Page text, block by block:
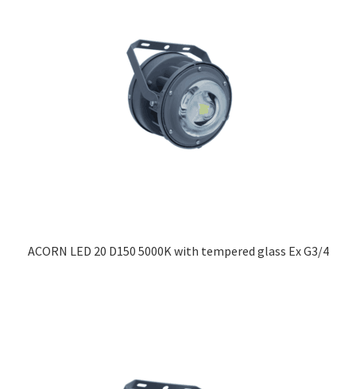
ACORN LED 20 D150 5000K with tempered glass Ex G3/4